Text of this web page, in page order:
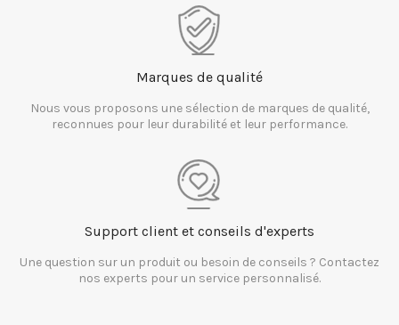
Marques de qualité
Nous vous proposons une sélection de marques de qualité,
reconnues pour leur durabilité et leur performance.
Support client et conseils d'experts
Une question sur un produit ou besoin de conseils ? Contactez
nos experts pour un service personnalisé.